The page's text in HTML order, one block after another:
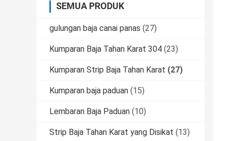
SEMUA PRODUK
gulungan baja canai panas (27)
Kumparan Baja Tahan Karat 304 (23)
Kumparan Strip Baja Tahan Karat (27)
Kumparan baja paduan (15)
Lembaran Baja Paduan (10)
Strip Baja Tahan Karat yang Disikat (13)